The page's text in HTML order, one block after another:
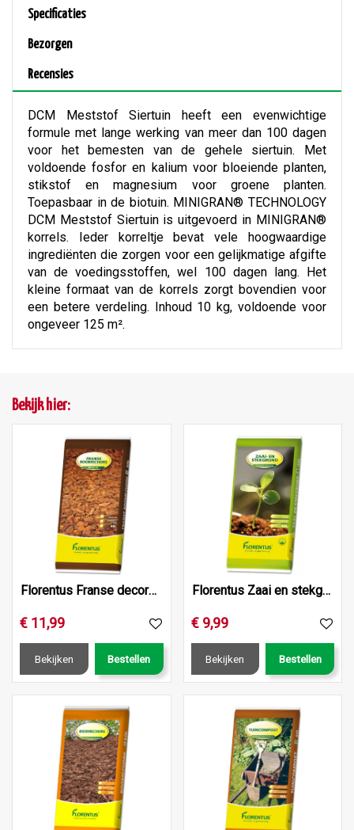
Specificaties
Bezorgen
Recensies
DCM Meststof Siertuin heeft een evenwichtige
formule met lange werking van meer dan 100 dagen
voor het bemesten van de gehele siertuin. Met
voldoende fosfor en kalium voor bloeiende planten,
stikstof en magnesium voor groene planten.
Toepasbaar in de biotuin. MINIGRAN® TECHNOLOGY
DCM Meststof Siertuin is uitgevoerd in MINIGRAN®
korrels. Ieder korreltje bevat vele hoogwaardige
ingrediënten die zorgen voor een gelijkmatige afgifte
van de voedingsstoffen, wel 100 dagen lang. Het
kleine formaat van de korrels zorgt bovendien voor
een betere verdeling. Inhoud 10 kg, voldoende voor
ongeveer 125 m².
Bekijk hier:
Florentus Franse decoratieve Boomschors 40L
€ 11,99
Bekijken Bestellen
Florentus Zaai en stekgrond 40L
€ 9,99
Bekijken Bestellen